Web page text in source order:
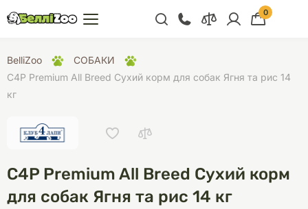
+38 (068) 300 91 91
Відділ продажу
+38 (068) 479 28
0
BelliZoo
СОБАКИ
C4P Premium All Breed Сухий корм для собак Ягня та рис 14
кг
C4P Premium All Breed Сухий корм
для собак Ягня та рис 14 кг